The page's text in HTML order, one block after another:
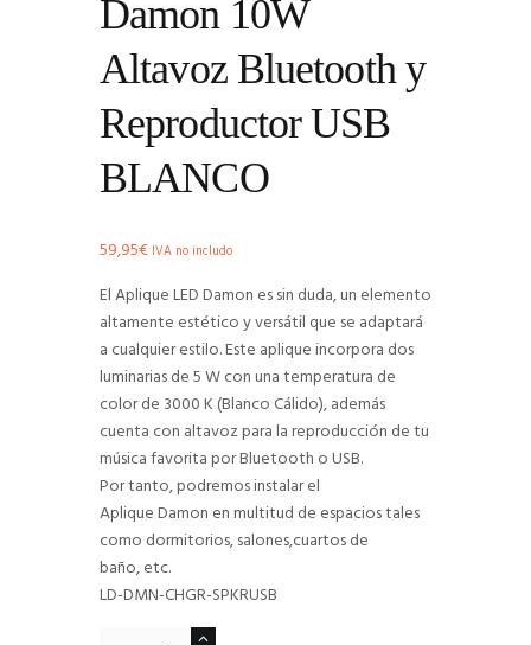
Damon 10W
Altavoz Bluetooth y
Reproductor USB
BLANCO
59,95€ IVA no includo
El Aplique LED Damon es sin duda, un elemento
altamente estético y versátil que se adaptará
a cualquier estilo. Este aplique incorpora dos
luminarias de 5 W con una temperatura de
color de 3000 K (Blanco Cálido), además
cuenta con altavoz para la reproducción de tu
música favorita por Bluetooth o USB.
Por tanto, podremos instalar el
Aplique Damon en multitud de espacios tales
como dormitorios, salones,cuartos de
baño, etc.
LD-DMN-CHGR-SPKRUSB